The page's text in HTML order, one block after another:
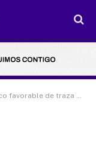
cabecera antes de iniciar construcción